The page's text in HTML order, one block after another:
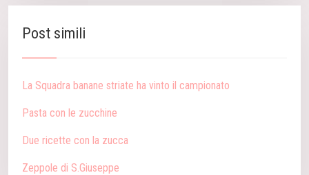
Post simili
La Squadra banane striate ha vinto il campionato
Pasta con le zucchine
Due ricette con la zucca
Zeppole di S.Giuseppe